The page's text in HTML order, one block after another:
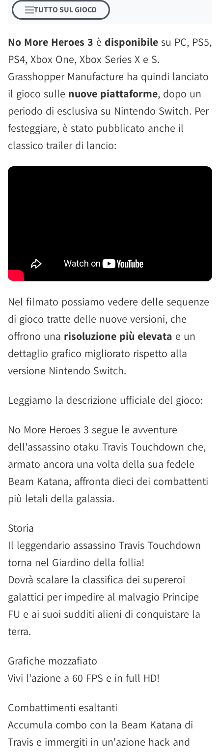
TUTTO SUL GIOCO
No More Heroes 3 è disponibile su PC, PS5,
PS4, Xbox One, Xbox Series X e S.
Grasshopper Manufacture ha quindi lanciato
il gioco sulle nuove piattaforme, dopo un
periodo di esclusiva su Nintendo Switch. Per
festeggiare, è stato pubblicato anche il
classico trailer di lancio:
Nel filmato possiamo vedere delle sequenze
di gioco tratte delle nuove versioni, che
offrono una risoluzione più elevata e un
dettaglio grafico migliorato rispetto alla
versione Nintendo Switch.
Leggiamo la descrizione ufficiale del gioco:
No More Heroes 3 segue le avventure
dell'assassino otaku Travis Touchdown che,
armato ancora una volta della sua fedele
Beam Katana, affronta dieci dei combattenti
più letali della galassia.
Storia
Il leggendario assassino Travis Touchdown
torna nel Giardino della follia!
Dovrà scalare la classifica dei supereroi
galattici per impedire al malvagio Principe
FU e ai suoi sudditi alieni di conquistare la
terra.
Grafiche mozzafiato
Vivi l'azione a 60 FPS e in full HD!
Combattimenti esaltanti
Accumula combo con la Beam Katana di
Travis e immergiti in un'azione hack and